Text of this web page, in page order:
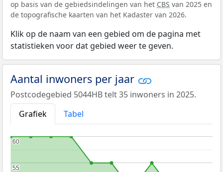
op basis van de gebiedsindelingen van het CBS van 2025 en
de topografische kaarten van het Kadaster van 2026.
Klik op de naam van een gebied om de pagina met
statistieken voor dat gebied weer te geven.
Aantal inwoners per jaar
Postcodegebied 5044HB telt 35 inwoners in 2025.
Grafiek
Tabel
55
55
60
60